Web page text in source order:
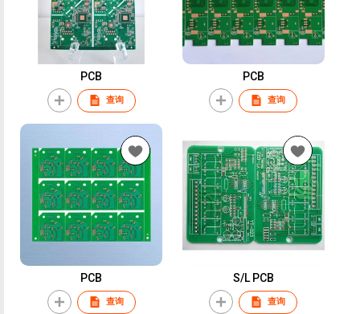
PCB
查询
PCB
查询
PCB
查询
S/L PCB
查询